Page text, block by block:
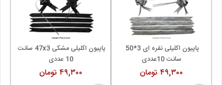
10 عددی
۴۹,۳۰۰ تومان
سانت 10عددی
۴۹,۳۰۰ تومان